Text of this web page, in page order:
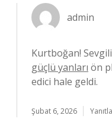
admin
Kurtboğan! Sevgili
güçlü yanları ön
edici hale geldi.
Şubat 6, 2026 Yanıtla